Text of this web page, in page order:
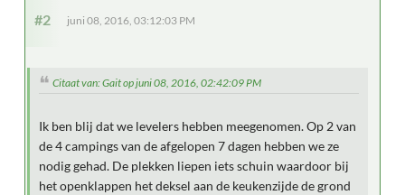
#2 juni 08, 2016, 03:12:03 PM
Citaat van: Gait op juni 08, 2016, 02:42:09 PM
Ik ben blij dat we levelers hebben meegenomen. Op 2 van
de 4 campings van de afgelopen 7 dagen hebben we ze
nodig gehad. De plekken liepen iets schuin waardoor bij
het openklappen het deksel aan de keukenzijde de grond